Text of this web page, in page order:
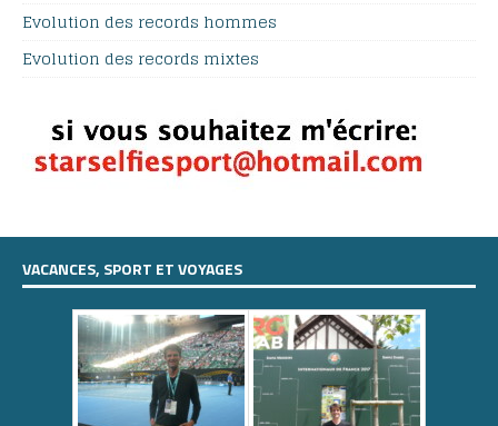
Evolution des records hommes
Evolution des records mixtes
VACANCES, SPORT ET VOYAGES